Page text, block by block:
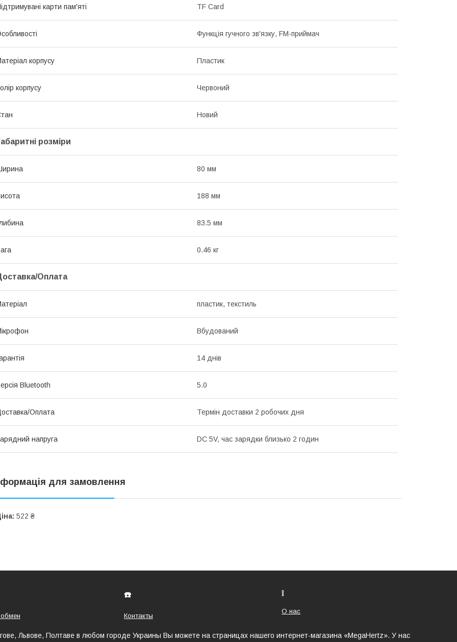
карти пам'яті TF Card
Функція гучного зв'язку, FM-приймач
корпусу Пластик
корпусу Червоний
Новий
розміри
80 мм
188 мм
83.5 мм
0.46 кг
Оплата
пластик, текстиль
Вбудований
14 днів
Bluetooth 5.0
Оплата Термін доставки 2 робочих дня
напруга DC 5V, час зарядки близько 2 годин
для замовлення
522 ₴
☎️
Контакты
❕
О нас
Львове, Полтаве в любом городе Украины Вы можете на страницах нашего интернет-магазина «MegaHertz». У нас